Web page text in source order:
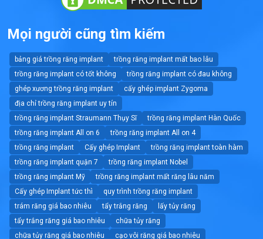
Mọi người cũng tìm kiếm
bảng giá trồng răng implant
trồng răng implant mất bao lâu
trồng răng implant có tốt không
trồng răng implant có đau không
ghép xương trồng răng implant
cấy ghép implant Zygoma
địa chỉ trồng răng implant uy tín
trồng răng implant Straumann Thụy Sĩ
trồng răng implant Hàn Quốc
trồng răng implant All on 6
trồng răng implant All on 4
trồng răng implant
Cấy ghép Implant
trồng răng implant toàn hàm
trồng răng implant quận 7
trồng răng implant Nobel
trồng răng implant Mỹ
trồng răng implant mất răng lâu năm
Cấy ghép Implant tức thì
quy trình trồng răng implant
trám răng giá bao nhiêu
tẩy trắng răng
lấy tủy răng
tẩy trắng răng giá bao nhiêu
chữa tủy răng
chữa tủy răng giá bao nhiêu
cạo vôi răng giá bao nhiêu